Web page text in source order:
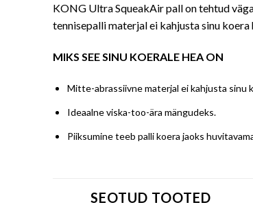
KONG Ultra SqueakAir pall on tehtud
tennisepalli materjal ei kahjusta sinu
MIKS SEE SINU KOERALE HEA ON
Mitte-abrassiivne materjal ei kahjusta sinu
Ideaalne viska-too-ära mängudeks.
Piiksumine teeb palli koera jaoks
SEOTUD TOOTED